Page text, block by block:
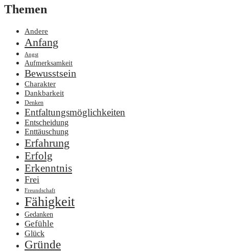
Themen
Andere
Anfang
Angst
Aufmerksamkeit
Bewusstsein
Charakter
Dankbarkeit
Denken
Entfaltungsmöglichkeiten
Entscheidung
Enttäuschung
Erfahrung
Erfolg
Erkenntnis
Frei
Freundschaft
Fähigkeit
Gedanken
Gefühle
Glück
Gründe